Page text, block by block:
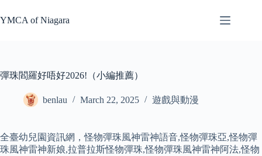
to
content
YMCA of Niagara
彈珠閻羅好唔好2026!（小編推薦）
benlau March 22, 2025 遊戲與動漫
全臺幼兒園資訊網，怪物彈珠風神雷神語音,怪物彈珠亞,怪物彈
珠風神雷神新娘,拉普拉斯怪物彈珠,怪物彈珠風神雷神阿法,怪物